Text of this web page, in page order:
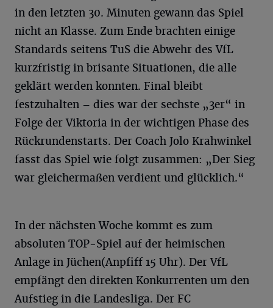
in den letzten 30. Minuten gewann das Spiel
nicht an Klasse. Zum Ende brachten einige
Standards seitens TuS die Abwehr des VfL
kurzfristig in brisante Situationen, die alle
geklärt werden konnten. Final bleibt
festzuhalten – dies war der sechste „3er“ in
Folge der Viktoria in der wichtigen Phase des
Rückrundenstarts. Der Coach Jolo Krahwinkel
fasst das Spiel wie folgt zusammen: „Der Sieg
war gleichermaßen verdient und glücklich.“
In der nächsten Woche kommt es zum
absoluten TOP-Spiel auf der heimischen
Anlage in Jüchen(Anpfiff 15 Uhr). Der VfL
empfängt den direkten Konkurrenten um den
Aufstieg in die Landesliga. Der FC